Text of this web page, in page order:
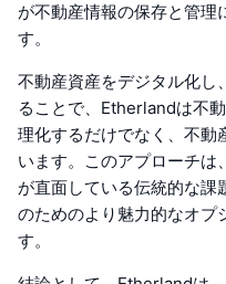
が不動産情報の保存と管理
す。
不動産資産をデジタル化し
ることで、Etherlandは不
理化するだけでなく、不動
います。このアプローチは
が直面している伝統的な課
のためのより魅力的なオプ
す。